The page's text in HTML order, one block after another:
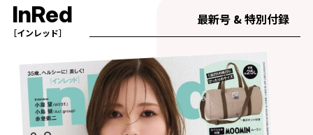
InRed
［インレッド］
最新号 & 特別付録